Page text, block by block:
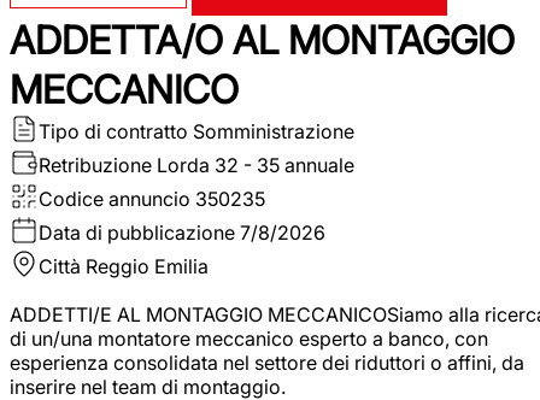
ADDETTA/O AL MONTAGGIO
MECCANICO
Tipo di contratto Somministrazione
Retribuzione Lorda 32 - 35 annuale
Codice annuncio 350235
Data di pubblicazione 7/8/2026
Città Reggio Emilia
ADDETTI/E AL MONTAGGIO MECCANICOSiamo alla
di un/una montatore meccanico esperto a banco, con
esperienza consolidata nel settore dei riduttori o affini, da
inserire nel team di montaggio.